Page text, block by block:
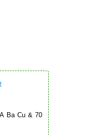
Ba Cu & 70